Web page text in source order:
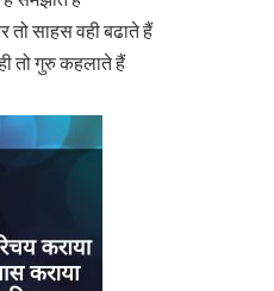
तो साहस वही बढाते हैं
तो गुरु कहलाते हैं